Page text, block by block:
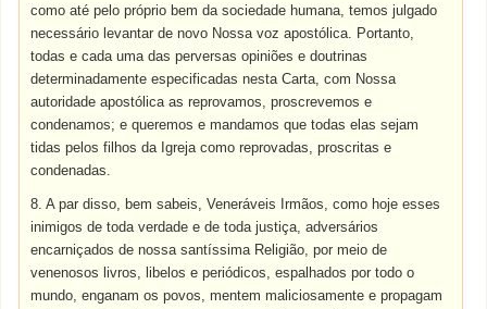
como até pelo próprio bem da sociedade humana, temos julgado
necessário levantar de novo Nossa voz apostólica. Portanto,
todas e cada uma das perversas opiniões e doutrinas
determinadamente especificadas nesta Carta, com Nossa
autoridade apostólica as reprovamos, proscrevemos e
condenamos; e queremos e mandamos que todas elas sejam
tidas pelos filhos da Igreja como reprovadas, proscritas e
condenadas.
8. A par disso, bem sabeis, Veneráveis Irmãos, como hoje esses
inimigos de toda verdade e de toda justiça, adversários
encarniçados de nossa santíssima Religião, por meio de
venenosos livros, libelos e periódicos, espalhados por todo o
mundo, enganam os povos, mentem maliciosamente e propagam